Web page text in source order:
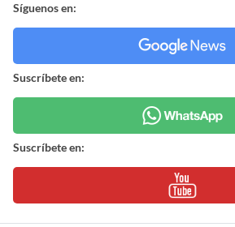
Síguenos en:
Suscríbete en:
Suscríbete en: